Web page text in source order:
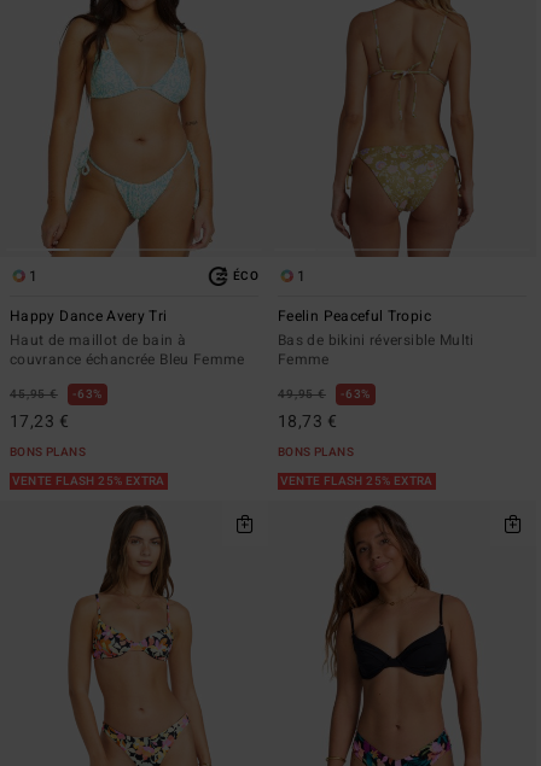
1 ÉCO
Happy Dance Avery Tri
Haut de maillot de bain à
couvrance échancrée Bleu Femme
45,95 € 63%
17,23 €
BONS PLANS
VENTE FLASH 25% EXTRA
1
Feelin Peaceful Tropic
Bas de bikini réversible Multi
Femme
49,95 € 63%
18,73 €
BONS PLANS
VENTE FLASH 25% EXTRA